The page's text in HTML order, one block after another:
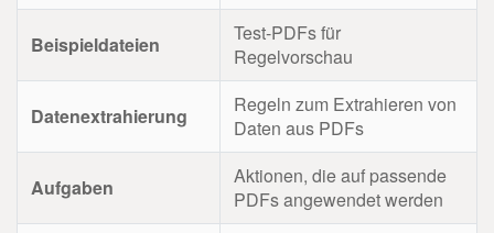
Beispieldateien
Test-PDFs für
Regelvorschau
Datenextrahierung
Regeln zum Extrahieren von
Daten aus PDFs
Aufgaben
Aktionen, die auf passende
PDFs angewendet werden